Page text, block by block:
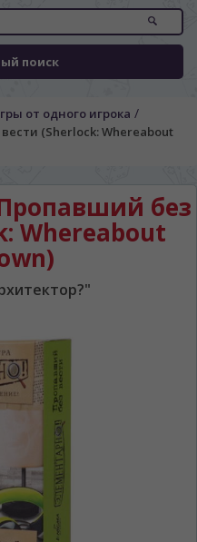
поиск
от одного игрока /
(Sherlock: Whereabout
без
Whereabout